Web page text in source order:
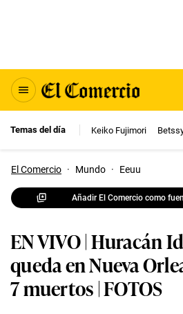
Temas del día Keiko Fujimori
El Comercio · Mundo · Eeuu
Añadir El Comercio como
EN VIVO | Huracán
queda en Nueva
7 muertos | FOTOS